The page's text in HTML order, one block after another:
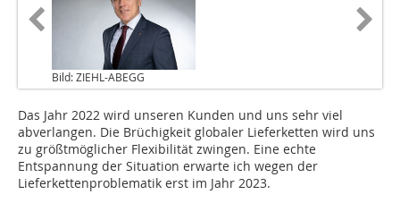
Bild: ZIEHL-ABEGG
Das Jahr 2022 wird unseren Kunden und uns sehr viel
abverlangen. Die Brüchigkeit globaler Lieferketten wird uns
zu größtmöglicher Flexibilität zwingen. Eine echte
Entspannung der Situation erwarte ich wegen der
Lieferkettenproblematik erst im Jahr 2023.